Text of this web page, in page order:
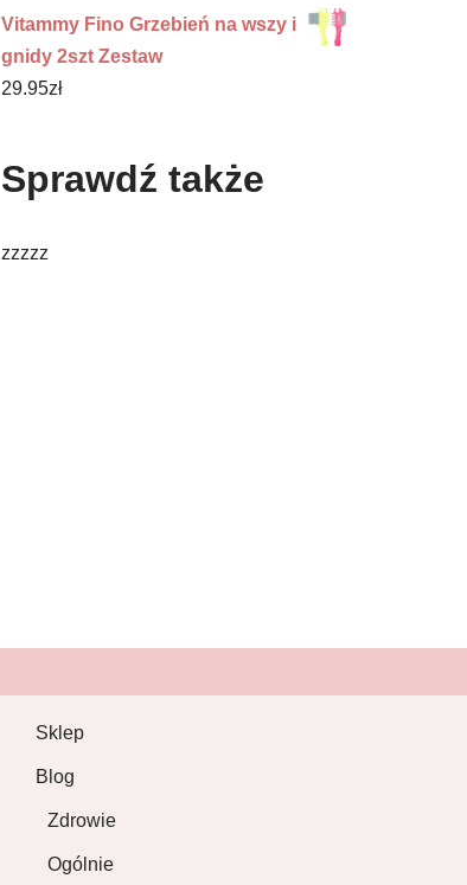
Vitammy Fino Grzebień na wszy i
gnidy 2szt Zestaw
29.95zł
Sprawdź także
zzzzz
Sklep
Blog
Zdrowie
Ogólnie